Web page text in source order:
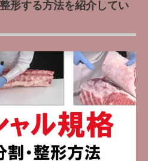
形する方法を紹介してい